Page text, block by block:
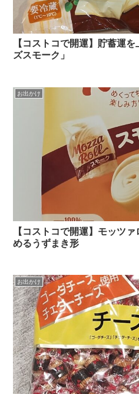
【コストコで開運】貯蓄運
ズスモーク」
お出かけ
【コストコで開運】モッツ
めるうずまき形
お出かけ